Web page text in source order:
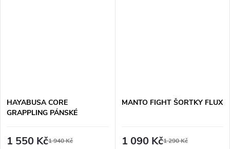
HAYABUSA CORE
GRAPPLING PÁNSKÉ
1 550 Kč1 940 Kč
MANTO FIGHT ŠORTKY FLUX
1 090 Kč1 290 Kč